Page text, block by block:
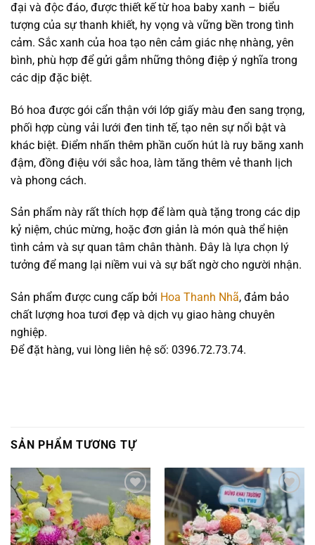
đại và độc đáo, được thiết kế từ hoa baby xanh – biểu
tượng của sự thanh khiết, hy vọng và vững bền trong tình
cảm. Sắc xanh của hoa tạo nên cảm giác nhẹ nhàng, yên
bình, phù hợp để gửi gắm những thông điệp ý nghĩa trong
các dịp đặc biệt.
Bó hoa được gói cẩn thận với lớp giấy màu đen sang trọng,
phối hợp cùng vải lưới đen tinh tế, tạo nên sự nổi bật và
khác biệt. Điểm nhấn thêm phần cuốn hút là ruy băng xanh
đậm, đồng điệu với sắc hoa, làm tăng thêm vẻ thanh lịch
và phong cách.
Sản phẩm này rất thích hợp để làm quà tặng trong các dịp
kỷ niệm, chúc mừng, hoặc đơn giản là món quà thể hiện
tình cảm và sự quan tâm chân thành. Đây là lựa chọn lý
tưởng để mang lại niềm vui và sự bất ngờ cho người nhận.
Sản phẩm được cung cấp bởi Hoa Thanh Nhã, đảm bảo
chất lượng hoa tươi đẹp và dịch vụ giao hàng chuyên
nghiệp.
Để đặt hàng, vui lòng liên hệ số: 0396.72.73.74.
SẢN PHẨM TƯƠNG TỰ
Add to
wishlist
Add to
wishlist